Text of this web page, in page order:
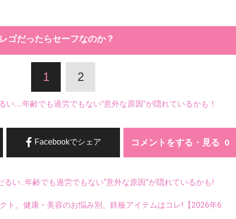
ゴだったらセーフなのか？
1 2
…年齢でも過労でもない“意外な原因”が隠れているかも！
コメントをする・見る
Facebookでシェア
い...年齢でも過労でもない“意外な原因”が隠れているかも!
ト。健康・美容のお悩み別、鉄板アイテムはコレ!【2026年6